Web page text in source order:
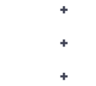
+
+
+